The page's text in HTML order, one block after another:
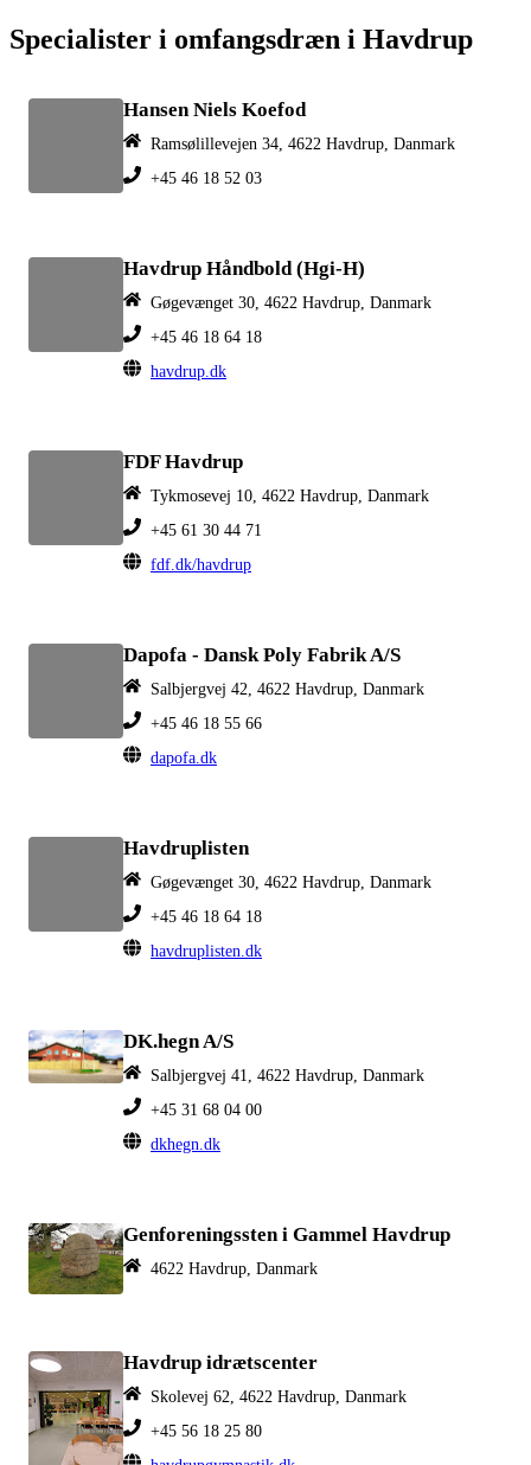
Specialister i omfangsdræn i Havdrup
Hansen Niels Koefod
Ramsølillevejen 34, 4622 Havdrup, Danmark
+45 46 18 52 03
Havdrup Håndbold (Hgi-H)
Gøgevænget 30, 4622 Havdrup, Danmark
+45 46 18 64 18
havdrup.dk
FDF Havdrup
Tykmosevej 10, 4622 Havdrup, Danmark
+45 61 30 44 71
fdf.dk/havdrup
Dapofa - Dansk Poly Fabrik A/S
Salbjergvej 42, 4622 Havdrup, Danmark
+45 46 18 55 66
dapofa.dk
Havdruplisten
Gøgevænget 30, 4622 Havdrup, Danmark
+45 46 18 64 18
havdruplisten.dk
DK.hegn A/S
Salbjergvej 41, 4622 Havdrup, Danmark
+45 31 68 04 00
dkhegn.dk
Genforeningssten i Gammel Havdrup
4622 Havdrup, Danmark
Havdrup idrætscenter
Skolevej 62, 4622 Havdrup, Danmark
+45 56 18 25 80